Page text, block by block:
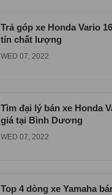
Trả góp xe Honda Vario
tín chất lượng
WED 07, 2022
Tìm đại lý bán xe Honda
giá tại Bình Dương
WED 07, 2022
Top 4 dòng xe Yamaha